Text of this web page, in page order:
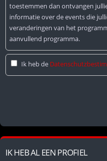
toestemmen dan ontvangen
informatie over de events die
veranderingen van het
aanvullend programma.
Ik heb de
IK HEB AL EEN PROFIEL